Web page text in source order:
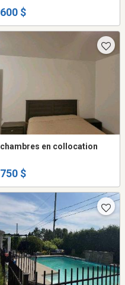
600 $
chambres en collocation
750 $